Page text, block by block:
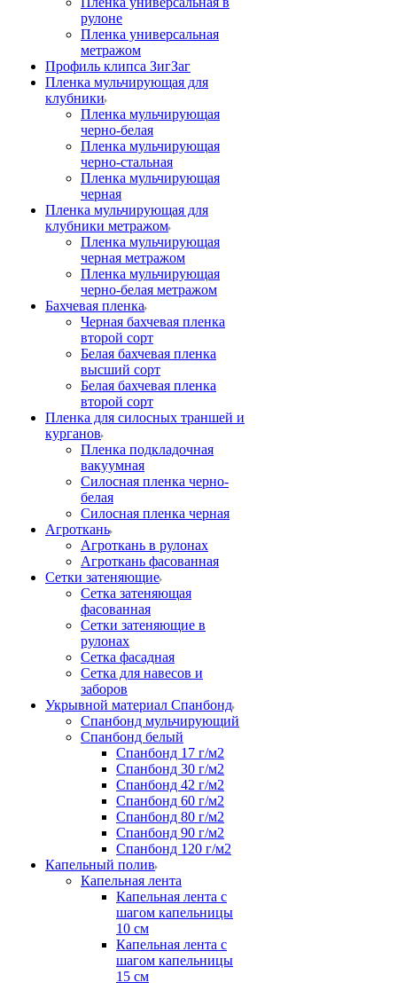
рулоне
Пленка универсальная
метражом
Профиль клипса ЗигЗаг
Пленка мульчирующая для
клубники
Пленка мульчирующая
черно-белая
Пленка мульчирующая
черно-стальная
Пленка мульчирующая
черная
Пленка мульчирующая для
клубники метражом
Пленка мульчирующая
черная метражом
Пленка мульчирующая
черно-белая метражом
Бахчевая пленка
Черная бахчевая пленка
второй сорт
Белая бахчевая пленка
высший сорт
Белая бахчевая пленка
второй сорт
Пленка для силосных траншей и
курганов
Пленка подкладочная
вакуумная
Силосная пленка черно-
белая
Силосная пленка черная
Агроткань
Агроткань в рулонах
Агроткань фасованная
Сетки затеняющие
Сетка затеняющая
фасованная
Сетки затеняющие в
рулонах
Сетка фасадная
Сетка для навесов и
заборов
Укрывной материал Спанбонд
Спанбонд мульчирующий
Спанбонд белый
Спанбонд 17 г/м2
Спанбонд 30 г/м2
Спанбонд 42 г/м2
Спанбонд 60 г/м2
Спанбонд 80 г/м2
Спанбонд 90 г/м2
Спанбонд 120 г/м2
Капельный полив
Капельная лента
Капельная лента с
шагом капельницы
10 см
Капельная лента с
шагом капельницы
15 см